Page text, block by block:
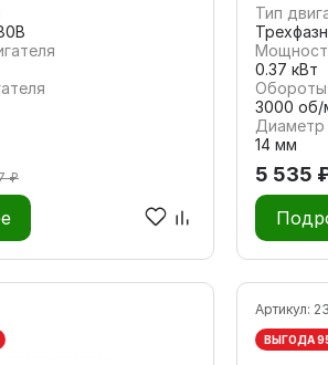
₽
Тип
0.37 кВт
Обороты
3000 об/
Диаметр
14 мм
5 535
Артикул:
ВЫГОДА